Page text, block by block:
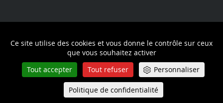
Ce site utilise des cookies et vous donne le contrôle sur ceux
que vous souhaitez activer
Tout accepter
Tout refuser Personnaliser
Politique de confidentialité
Politique de confidentialité
Queue-Fair